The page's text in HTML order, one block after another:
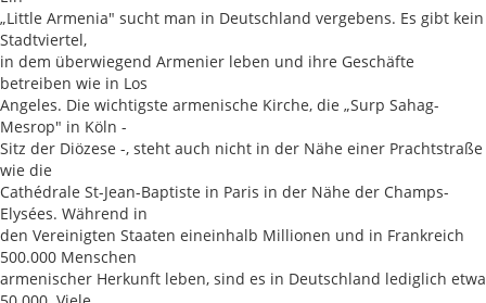
„Little Armenia" sucht man in Deutschland vergebens. Es gibt kein
Stadtviertel,
in dem überwiegend Armenier leben und ihre Geschäfte
betreiben wie in Los
Angeles. Die wichtigste armenische Kirche, die „Surp Sahag-
Mesrop" in Köln -
Sitz der Diözese -, steht auch nicht in der Nähe einer Prachtstraße
wie die
Cathédrale St-Jean-Baptiste in Paris in der Nähe der Champs-
Elysées. Während in
den Vereinigten Staaten eineinhalb Millionen und in Frankreich
500.000 Menschen
armenischer Herkunft leben, sind es in Deutschland lediglich etwa